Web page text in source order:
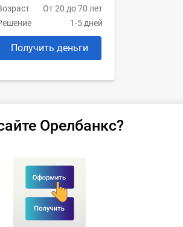
От 20 до 70 лет
1-5 дней
Получить деньги
Орелбанкс?